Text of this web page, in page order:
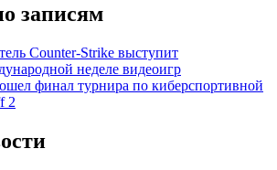
записям
Counter-Strike выступит
неделе видеоигр
финал турнира по киберспортивной
2